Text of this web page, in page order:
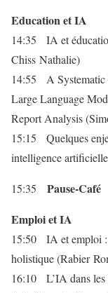
Education et IA
14:35 IA et
Chiss
14:55 A Systematic
Large Language
Report Analysis
15:15 Quelques
intelligence
15:35 Pause-Café
Emploi et IA
15:50 IA et emploi :
holistique (Rabier
16:10 L’IA dans les